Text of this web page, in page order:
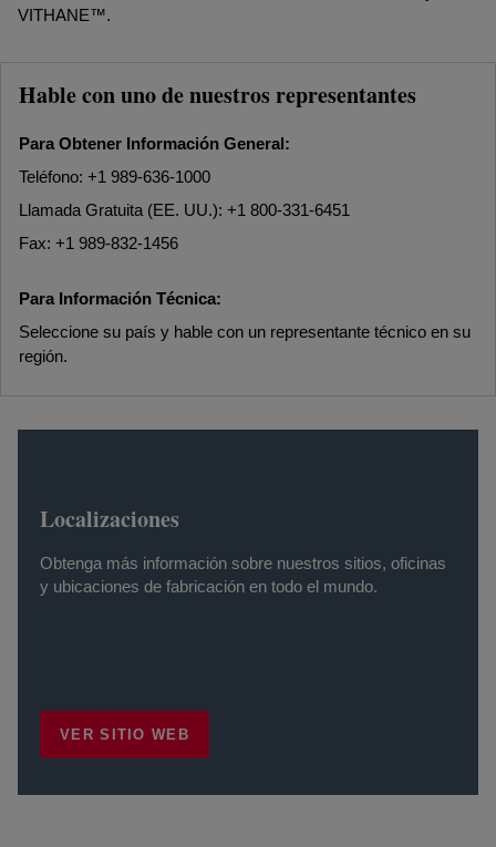
VITHANE™.
Hable con uno de nuestros representantes
Para Obtener Información General:
Teléfono: +1 989-636-1000
Llamada Gratuita (EE. UU.): +1 800-331-6451
Fax: +1 989-832-1456
Para Información Técnica:
Seleccione su país y hable con un representante técnico en su
región.
Localizaciones
Obtenga más información sobre nuestros sitios, oficinas
y ubicaciones de fabricación en todo el mundo.
VER SITIO WEB